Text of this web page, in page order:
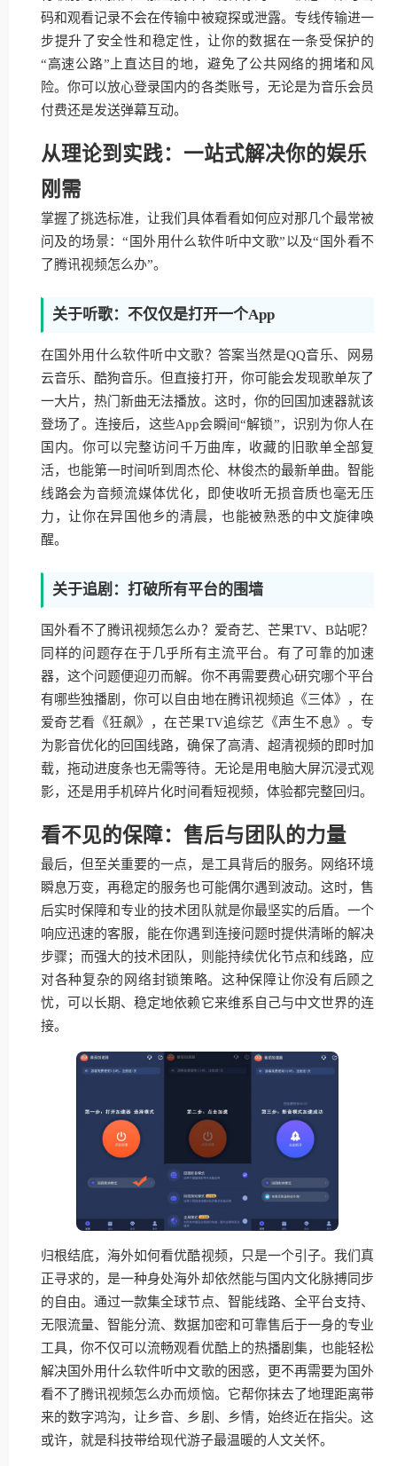
码和观看记录不会在传输中被窥探或泄露。专线传输进一
步提升了安全性和稳定性，让你的数据在一条受保护的
“高速公路”上直达目的地，避免了公共网络的拥堵和风
险。你可以放心登录国内的各类账号，无论是为音乐会员
付费还是发送弹幕互动。
从理论到实践：一站式解决你的娱乐
刚需
掌握了挑选标准，让我们具体看看如何应对那几个最常被
问及的场景：“国外用什么软件听中文歌”以及“国外看不
了腾讯视频怎么办”。
关于听歌：不仅仅是打开一个App
在国外用什么软件听中文歌？答案当然是QQ音乐、网易
云音乐、酷狗音乐。但直接打开，你可能会发现歌单灰了
一大片，热门新曲无法播放。这时，你的回国加速器就该
登场了。连接后，这些App会瞬间“解锁”，识别为你人在
国内。你可以完整访问千万曲库，收藏的旧歌单全部复
活，也能第一时间听到周杰伦、林俊杰的最新单曲。智能
线路会为音频流媒体优化，即使收听无损音质也毫无压
力，让你在异国他乡的清晨，也能被熟悉的中文旋律唤
醒。
关于追剧：打破所有平台的围墙
国外看不了腾讯视频怎么办？爱奇艺、芒果TV、B站呢？
同样的问题存在于几乎所有主流平台。有了可靠的加速
器，这个问题便迎刃而解。你不再需要费心研究哪个平台
有哪些独播剧，你可以自由地在腾讯视频追《三体》，在
爱奇艺看《狂飙》，在芒果TV追综艺《声生不息》。专
为影音优化的回国线路，确保了高清、超清视频的即时加
载，拖动进度条也无需等待。无论是用电脑大屏沉浸式观
影，还是用手机碎片化时间看短视频，体验都完整回归。
看不见的保障：售后与团队的力量
最后，但至关重要的一点，是工具背后的服务。网络环境
瞬息万变，再稳定的服务也可能偶尔遇到波动。这时，售
后实时保障和专业的技术团队就是你最坚实的后盾。一个
响应迅速的客服，能在你遇到连接问题时提供清晰的解决
步骤；而强大的技术团队，则能持续优化节点和线路，应
对各种复杂的网络封锁策略。这种保障让你没有后顾之
忧，可以长期、稳定地依赖它来维系自己与中文世界的连
接。
归根结底，海外如何看优酷视频，只是一个引子。我们真
正寻求的，是一种身处海外却依然能与国内文化脉搏同步
的自由。通过一款集全球节点、智能线路、全平台支持、
无限流量、智能分流、数据加密和可靠售后于一身的专业
工具，你不仅可以流畅观看优酷上的热播剧集，也能轻松
解决国外用什么软件听中文歌的困惑，更不再需要为国外
看不了腾讯视频怎么办而烦恼。它帮你抹去了地理距离带
来的数字鸿沟，让乡音、乡剧、乡情，始终近在指尖。这
或许，就是科技带给现代游子最温暖的人文关怀。